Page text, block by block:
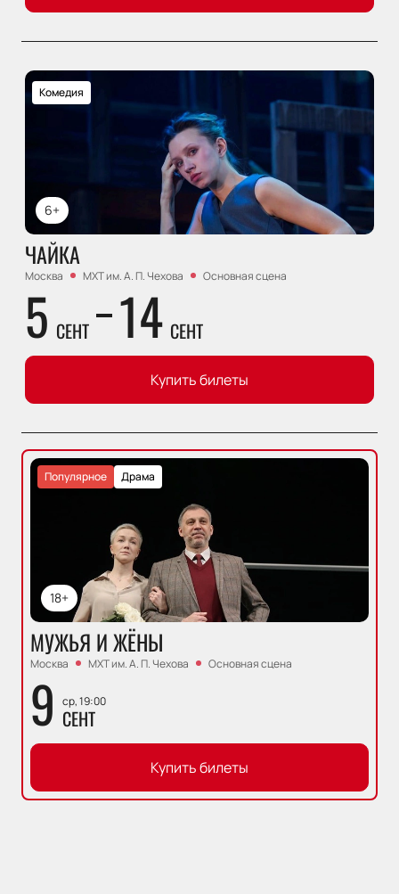
6+
Комедия
ЧАЙКА
Москва МХТ им. А. П. Чехова Основная сцена
5 СЕНТ 14 СЕНТ
Купить билеты
18+
Драма
Популярное
МУЖЬЯ И ЖЁНЫ
Москва МХТ им. А. П. Чехова Основная сцена
9 ср, 19:00
СЕНТ
Купить билеты